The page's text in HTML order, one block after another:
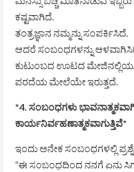
ಕಷ್ಟವಾಗಿದೆ.
ತಂತ್ರಜ್ಞಾನ ನಮ್ಮನ್ನು ಸಂಪರ್ಕಿಸಿದೆ.
ಆದರೆ ಸಂಬಂಧಗಳನ್ನು ಆಳವಾಗಿಸಿದೆ
ಕುಟುಂಬದ ಊಟದ ಮೇಜಿನಲ್ಲಿಯೂ
ಪರದೆಯ ಮೇಲೆಯೇ ಇರುತ್ತದೆ.
*4. ಸಂಬಂಧಗಳು
ಕಾರ್ಯನಿರ್ವಹಣಾತ್ಮಕವಾಗುತ್ತಿವೆ*
ಇಂದು ಅನೇಕ ಸಂಬಂಧಗಳಲ್ಲಿ
“ಈ ಸಂಬಂಧದಿಂದ ನನಗೆ ಏನು